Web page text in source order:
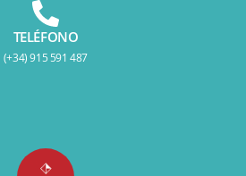
TELÉFONO
(+34) 915 591 487